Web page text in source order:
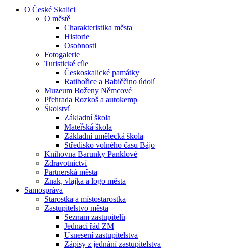
O České Skalici
O městě
Charakteristika města
Historie
Osobnosti
Fotogalerie
Turistické cíle
Českoskalické památky
Ratibořice a Babiččino údolí
Muzeum Boženy Němcové
Přehrada Rozkoš a autokemp
Školství
Základní škola
Mateřská škola
Základní umělecká škola
Středisko volného času Bájo
Knihovna Barunky Panklové
Zdravotnictví
Partnerská města
Znak, vlajka a logo města
Samospráva
Starostka a místostarostka
Zastupitelstvo města
Seznam zastupitelů
Jednací řád ZM
Usnesení zastupitelstva
Zápisy z jednání zastupitelstva